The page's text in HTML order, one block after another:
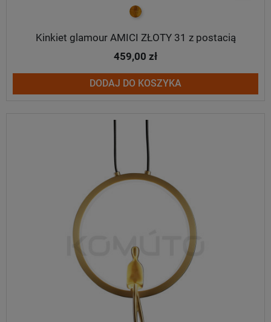
złoty
Kinkiet glamour AMICI ZŁOTY 31 z postacią
459,00 zł
DODAJ DO KOSZYKA